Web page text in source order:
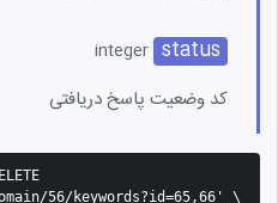
status
integer
کد وضعیت پاسخ دریافتی
56/keywords?id=65,66' \